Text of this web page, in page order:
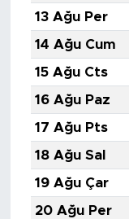
13 Ağu Per
14 Ağu Cum
15 Ağu Cts
16 Ağu Paz
17 Ağu Pts
18 Ağu Sal
19 Ağu Çar
20 Ağu Per